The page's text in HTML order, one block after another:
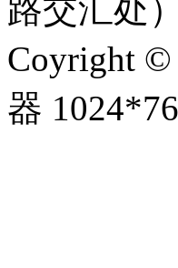
路交汇处）
Coyright ©
器